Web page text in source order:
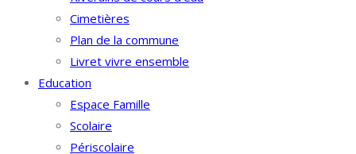
Cimetières
Plan de la commune
Livret vivre ensemble
Education
Espace Famille
Scolaire
Périscolaire